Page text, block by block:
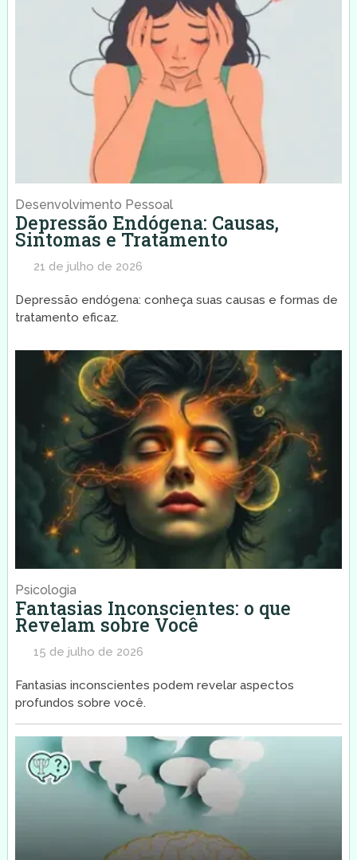
Desenvolvimento Pessoal
Depressão Endógena: Causas,
Sintomas e Tratamento
21 de julho de 2026
Depressão endógena: conheça suas causas e formas de
tratamento eficaz.
Psicologia
Fantasias Inconscientes: o que
Revelam sobre Você
15 de julho de 2026
Fantasias inconscientes podem revelar aspectos
profundos sobre você.